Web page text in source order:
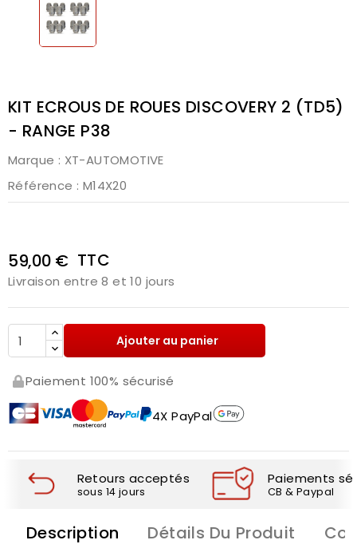
KIT ECROUS DE ROUES DISCOVERY 2 (TD5)
- RANGE P38
Marque : XT-AUTOMOTIVE
Référence : M14X20
59,00 € TTC
Livraison entre 8 et 10 jours
Ajouter au panier
Paiement 100% sécurisé
4X PayPal
Retours acceptés
sous 14 jours
Paiements
CB & Paypal
Description Détails Du Produit